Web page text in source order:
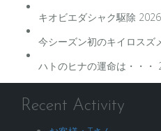
キオビエダシャク駆除
今シーズン初のキイロスズ
ハトのヒナの運命は・・・
Recent Activity